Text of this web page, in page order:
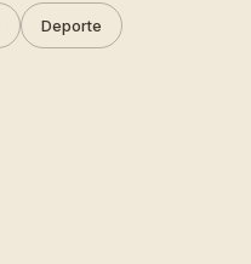
Deporte